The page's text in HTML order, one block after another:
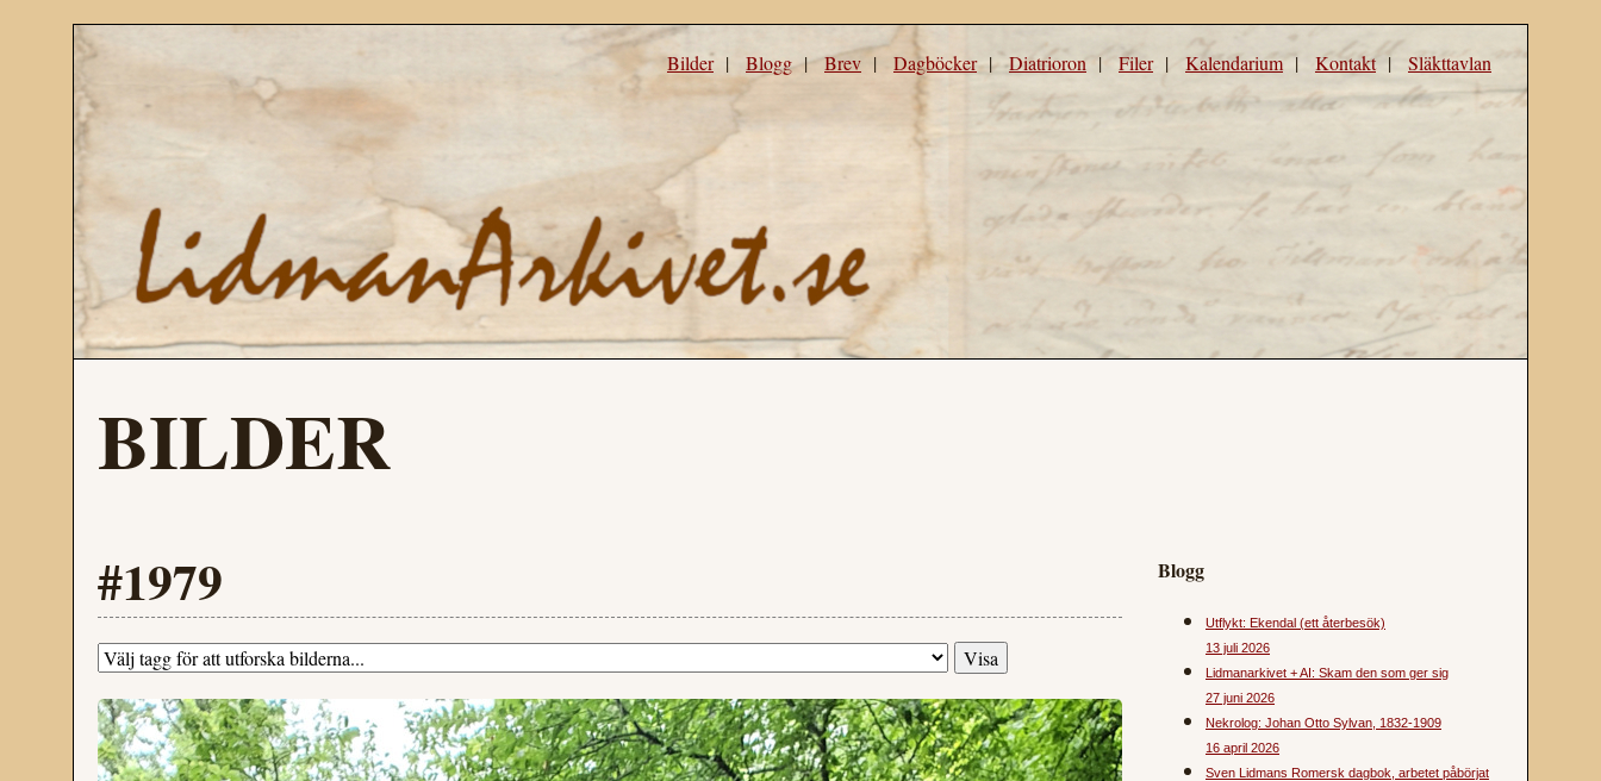
Bilder| Blogg|Brev | Dagböcker|Diatrioron | Filer| Kalendarium| Kontakt| Släkttavlan
BILDER
#1979 Blogg
Utflykt: Ekendal (ett återbesök)
13 juli 2026
Lidmanarkivet + AI: Skam den som ger sig
27 juni 2026
Nekrolog: Johan Otto Sylvan, 1832-1909
16 april 2026
Sven Lidmans Romersk dagbok, arbetet påbörjat